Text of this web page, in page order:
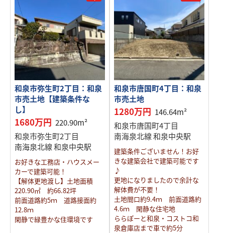
和泉市弥生町2丁目：和泉
市売土地【建築条件な
し】
1680万円 220.90m²
和泉市弥生町2丁目
南海泉北線 和泉中央駅
お好きな工務店・ハウスメー
カーで建築可能！
【解体更地渡し】土地面積
220.90㎡ 約66.82坪
前面道路約5ｍ 道路接面約
12.8ｍ
閑静で緑豊かな住環境です
和泉市唐国町4丁目：和泉
市売土地
1280万円 146.64m²
和泉市唐国町4丁目
南海泉北線 和泉中央駅
建築条件ございません！お好
きな建築会社で建築可能です
♪
更地になりましたので余計な
解体費が不要！
土地間口約9.4ｍ 前面道路約
4.6ｍ 閑静な住宅地
ららぽーと和泉・コストコ和
泉倉庫店まで車で約5分